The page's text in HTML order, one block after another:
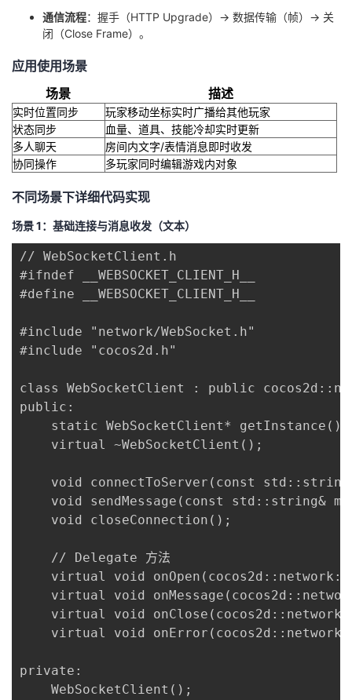
动
关
注
的
开
发
者
学
我
的
我
我
的
Programs
我
的
支
持
的
技
我
的
通信流程：握手（HTTP Upgrade）→ 数据传输（帧）→ 关
闭（Close Frame）。
应用使用场景
场景
描述
实时位置同步
玩家移动坐标实时广播给其他玩家
状态同步
血量、道具、技能冷却实时更新
多人聊天
房间内文字/表情消息即时收发
协同操作
多玩家同时编辑游戏内对象
不同场景下详细代码实现
场景 1：基础连接与消息收发（文本）
// WebSocketClient.h
#ifndef __WEBSOCKET_CLIENT_H__
#define __WEBSOCKET_CLIENT_H__
#include "network/WebSocket.h"
#include "cocos2d.h"
class WebSocketClient : public
public:
    static WebSocketClient* getInstance();
    virtual ~WebSocketClient();
void connectToServer(const
void sendMessage(const std::string&
    void closeConnection();
    // Delegate 方法
virtual void
virtual void
virtual void
virtual void
private:
    WebSocketClient();